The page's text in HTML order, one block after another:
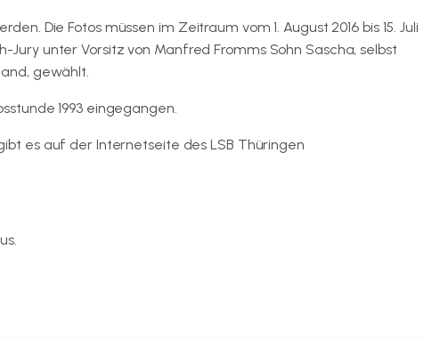
Die Fotos müssen im Zeitraum vom 1. August 2016 bis 15. Juli
unter Vorsitz von Manfred Fromms Sohn Sascha, selbst
gewählt.
1993 eingegangen.
es auf der Internetseite des LSB Thüringen